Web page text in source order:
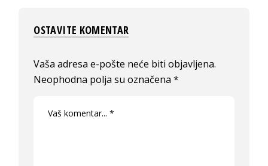
OSTAVITE KOMENTAR
Vaša adresa e-pošte neće biti objavljena.
Neophodna polja su označena*